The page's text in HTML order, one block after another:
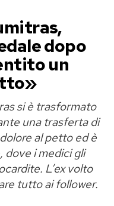
vita.
un amore
Mirko Brunetti
diTemptation
poi in una delle
sui social. Cinque
davanti alle
e infine il
dopo
un
si è trasformato
una trasferta di
al petto ed è
i medici gli
L’ex volto
tutto ai follower.